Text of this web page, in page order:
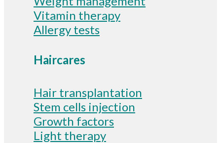
Vitamin therapy
Allergy tests
Haircares
Hair transplantation
Stem cells injection
Growth factors
Light therapy